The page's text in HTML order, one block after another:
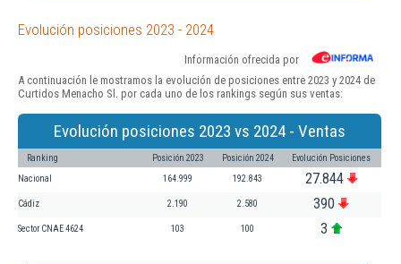
Evolución posiciones 2023 - 2024
Información ofrecida por
A continuación le mostramos la evolución de posiciones entre 2023 y 2024 de
Curtidos Menacho Sl. por cada uno de los rankings según sus ventas:
Evolución posiciones 2023 vs 2024 - Ventas
Ranking Posición 2023 Posición 2024 Evolución Posiciones
Nacional 164.999 192.843 27.844
Cádiz 2.190 2.580 390
Sector CNAE 4624 103 100 3